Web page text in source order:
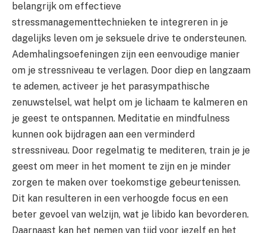
belangrijk om effectieve
stressmanagementtechnieken te integreren in je
dagelijks leven om je seksuele drive te ondersteunen.
Ademhalingsoefeningen zijn een eenvoudige manier
om je stressniveau te verlagen. Door diep en langzaam
te ademen, activeer je het parasympathische
zenuwstelsel, wat helpt om je lichaam te kalmeren en
je geest te ontspannen. Meditatie en mindfulness
kunnen ook bijdragen aan een verminderd
stressniveau. Door regelmatig te mediteren, train je je
geest om meer in het moment te zijn en je minder
zorgen te maken over toekomstige gebeurtenissen.
Dit kan resulteren in een verhoogde focus en een
beter gevoel van welzijn, wat je libido kan bevorderen.
Daarnaast kan het nemen van tijd voor jezelf en het